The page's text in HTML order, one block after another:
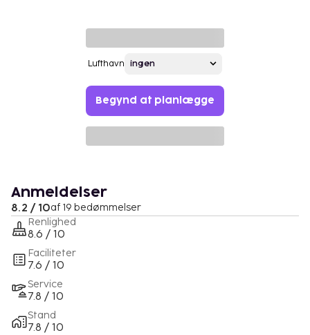
Lufthavn
Begynd at planlægge
Anmeldelser
8.2 / 10af 19 bedømmelser
Renlighed
8.6 / 10
Faciliteter
7.6 / 10
Service
7.8 / 10
Stand
7.8 / 10